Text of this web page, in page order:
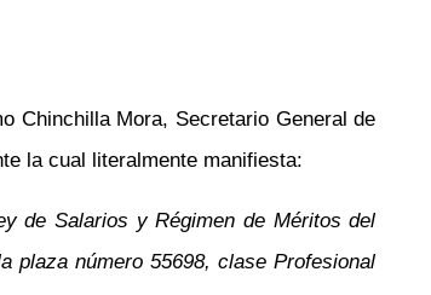
Chinchilla Mora, Secretario General de
la cual literalmente manifiesta:
de Salarios y Régimen de Méritos del
plaza número 55698, clase Profesional